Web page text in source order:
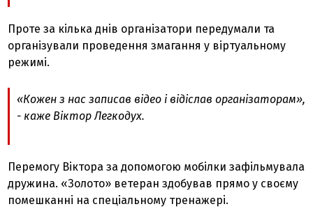
Проте за кілька днів організатори передумали та
організували проведення змагання у віртуальному
режимі.
«Кожен з нас записав відео і відіслав організаторам»,
- каже Віктор Легкодух.
Перемогу Віктора за допомогою мобілки зафільмувала
дружина. «Золото» ветеран здобував прямо у своєму
помешканні на спеціальному тренажері.